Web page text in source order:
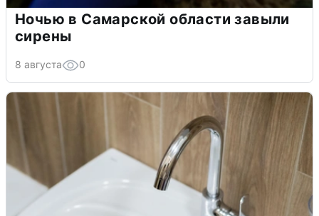
Ночью в Самарской области завыли
сирены
8 августа 0